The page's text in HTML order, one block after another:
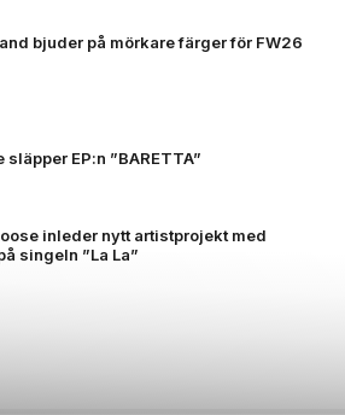
bjuder på mörkare färger för FW26
släpper EP:n ”BARETTA”
inleder nytt artistprojekt med
singeln ”La La”